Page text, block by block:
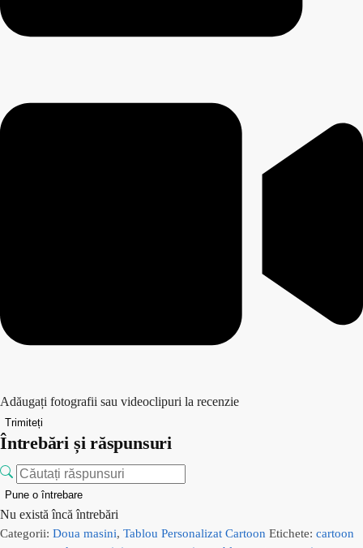
Adăugați fotografii sau videoclipuri la recenzie
Trimiteți
Întrebări și răspunsuri
Pune o întrebare
Nu există încă întrebări
Categorii: Doua masini, Tablou Personalizat Cartoon Etichete: cartoon